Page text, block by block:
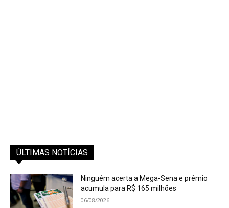
ÚLTIMAS NOTÍCIAS
Ninguém acerta a Mega-Sena e prêmio
acumula para R$ 165 milhões
06/08/2026